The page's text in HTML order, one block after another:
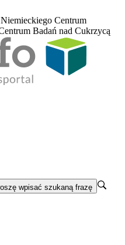
Centrum
Badań nad Cukrzycą
wpisać szukaną frazę